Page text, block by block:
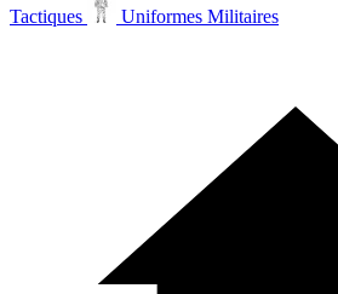
Tactiques
Uniformes Militaires